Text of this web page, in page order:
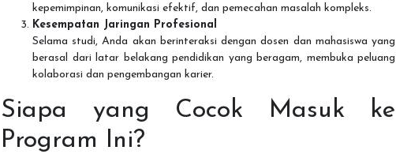
kepemimpinan, komunikasi efektif, dan pemecahan masalah kompleks.
Kesempatan Jaringan Profesional
Selama studi, Anda akan berinteraksi dengan dosen dan mahasiswa yang
berasal dari latar belakang pendidikan yang beragam, membuka peluang
kolaborasi dan pengembangan karier.
Siapa yang Cocok Masuk ke
Program Ini?